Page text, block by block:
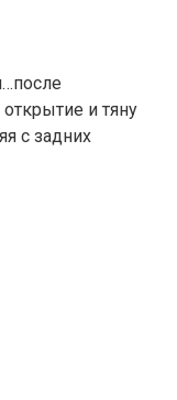
и тяну
с задних